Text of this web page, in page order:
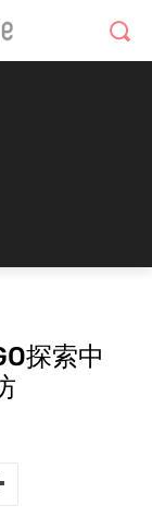
探索中